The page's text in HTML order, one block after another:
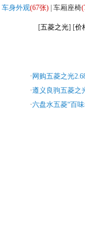
车身外观(67张) | 车厢座椅
[五菱之光] [价
· 网购五菱之光
·遵义良驹五菱之
·六盘水五菱“百